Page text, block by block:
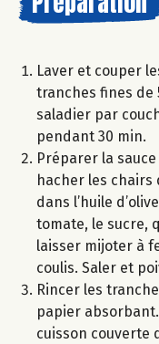
Laver et couper
tranches fines de
saladier par
pendant 30 min.
Préparer la
hacher les chairs
dans l’huile
tomate, le sucre,
laisser mijoter à
coulis. Saler et
Rincer les
papier
cuisson couverte